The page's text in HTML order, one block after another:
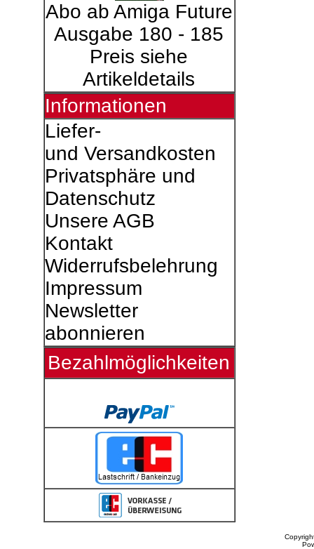
Abo ab Amiga Future
Ausgabe 180 - 185
Preis siehe
Artikeldetails
Informationen
Liefer-
und Versandkosten
Privatsphäre und
Datenschutz
Unsere AGB
Kontakt
Widerrufsbelehrung
Impressum
Newsletter
abonnieren
Bezahlmöglichkeiten